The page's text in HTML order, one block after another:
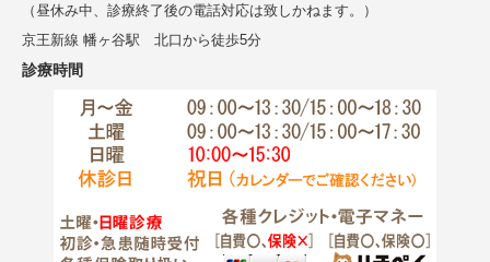
（昼休み中、診療終了後の電話対応は致しかねます。）
京王新線 幡ヶ谷駅 北口から徒歩5分
診療時間